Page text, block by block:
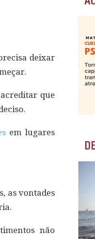
deixar
que
em lugares
as vontades
não